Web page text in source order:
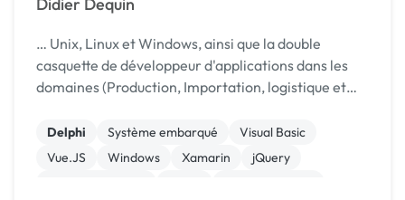
Didier Dequin
… Unix, Linux et Windows, ainsi que la double
casquette de développeur d'applications dans les
domaines (Production, Importation, logistique et
Delphi Système embarqué
Visual Basic
Vue.JS
Windows Xamarin
jQuery